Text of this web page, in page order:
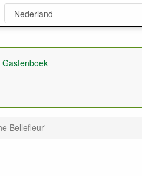
Gastenboek
Bellefleur'